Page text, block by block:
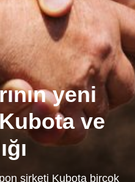
yeni
ve
şirketi Kubota birçok